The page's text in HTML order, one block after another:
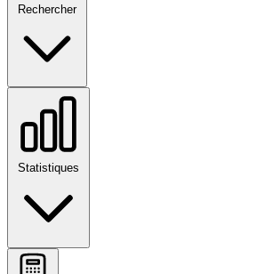
Rechercher
Statistiques